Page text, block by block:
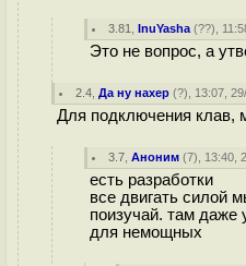
3.81 ,InuYasha (??),
Это не вопрос, а
2.4 ,Да ну нахер (?), 13:07,
Для подключения клав,
3.7 ,Аноним (7), 13:40,
есть разработки
все двигать силой
поизучай. там даже
для немощных